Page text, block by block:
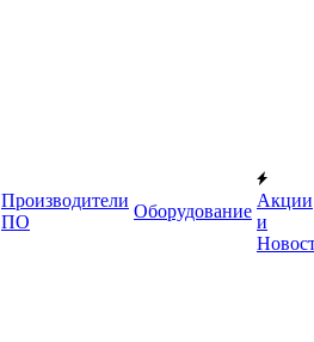
Производители
ПО
Оборудование
Акции
и